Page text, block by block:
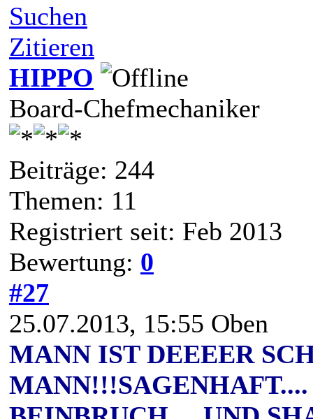
Suchen
Zitieren
HIPPO
Board-Chefmechaniker
Beiträge: 244
Themen: 11
Registriert seit: Feb 2013
Bewertung: 0
#27
25.07.2013, 15:55 Oben
MANN IST DEEEER